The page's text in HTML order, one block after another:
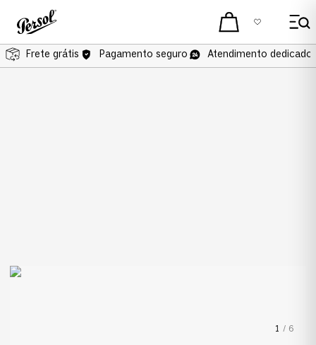
Frete grátis Pagamento seguro Atendimento dedicado
1 / 6